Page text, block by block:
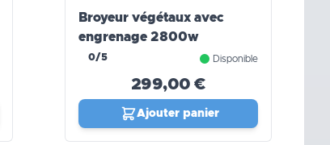
Broyeur végétaux avec
engrenage 2800w
0/5 Disponible
299,00 €
Ajouter panier